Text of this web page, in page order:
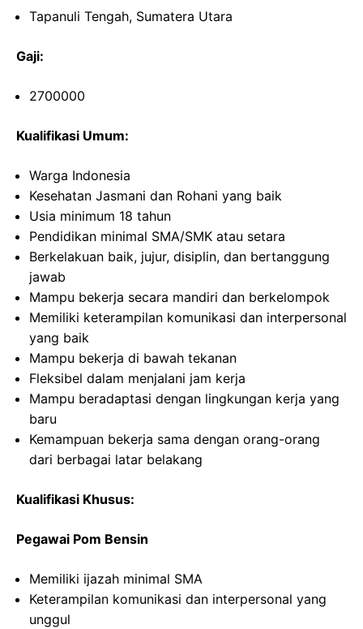
Tapanuli Tengah, Sumatera Utara
Gaji:
2700000
Kualifikasi Umum:
Warga Indonesia
Kesehatan Jasmani dan Rohani yang baik
Usia minimum 18 tahun
Pendidikan minimal SMA/SMK atau setara
Berkelakuan baik, jujur, disiplin, dan bertanggung
jawab
Mampu bekerja secara mandiri dan berkelompok
Memiliki keterampilan komunikasi dan interpersonal
yang baik
Mampu bekerja di bawah tekanan
Fleksibel dalam menjalani jam kerja
Mampu beradaptasi dengan lingkungan kerja yang
baru
Kemampuan bekerja sama dengan orang-orang
dari berbagai latar belakang
Kualifikasi Khusus:
Pegawai Pom Bensin
Memiliki ijazah minimal SMA
Keterampilan komunikasi dan interpersonal yang
unggul